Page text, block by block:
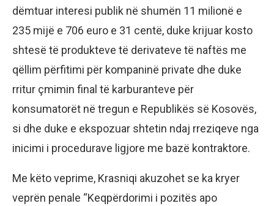
dëmtuar interesi publik në shumën 11 milionë e
235 mijë e 706 euro e 31 centë, duke krijuar kosto
shtesë të produkteve të derivateve të naftës me
qëllim përfitimi për kompaninë private dhe duke
rritur çmimin final të karburanteve për
konsumatorët në tregun e Republikës së Kosovës,
si dhe duke e ekspozuar shtetin ndaj rreziqeve nga
inicimi i procedurave ligjore me bazë kontraktore.
Me këto veprime, Krasniqi akuzohet se ka kryer
veprën penale “Keqpërdorimi i pozitës apo